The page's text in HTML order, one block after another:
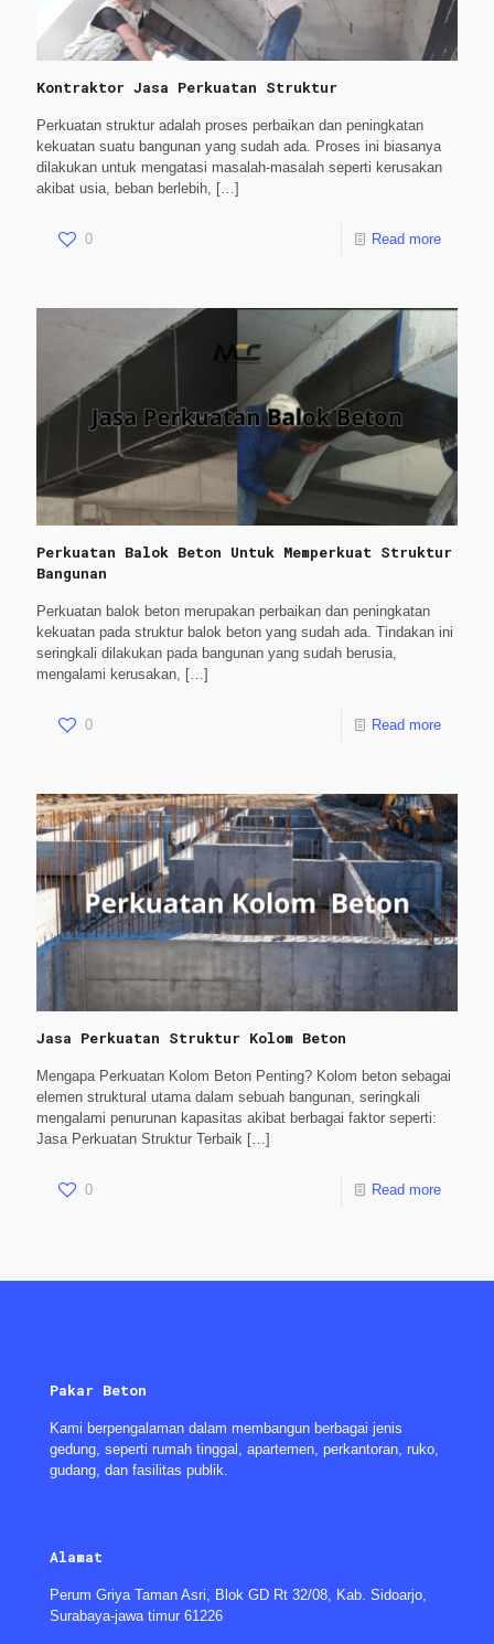
Kontraktor Jasa Perkuatan Struktur
Perkuatan struktur adalah proses perbaikan dan peningkatan
kekuatan suatu bangunan yang sudah ada. Proses ini biasanya
dilakukan untuk mengatasi masalah-masalah seperti kerusakan
akibat usia, beban berlebih, […]
0 Read more
Perkuatan Balok Beton Untuk Memperkuat Struktur
Bangunan
Perkuatan balok beton merupakan perbaikan dan peningkatan
kekuatan pada struktur balok beton yang sudah ada. Tindakan ini
seringkali dilakukan pada bangunan yang sudah berusia,
mengalami kerusakan, […]
0 Read more
Jasa Perkuatan Struktur Kolom Beton
Mengapa Perkuatan Kolom Beton Penting? Kolom beton sebagai
elemen struktural utama dalam sebuah bangunan, seringkali
mengalami penurunan kapasitas akibat berbagai faktor seperti:
Jasa Perkuatan Struktur Terbaik […]
0 Read more
Pakar Beton
Kami berpengalaman dalam membangun berbagai jenis
gedung, seperti rumah tinggal, apartemen, perkantoran, ruko,
gudang, dan fasilitas publik.
Alamat
Perum Griya Taman Asri, Blok GD Rt 32/08, Kab. Sidoarjo,
Surabaya-jawa timur 61226